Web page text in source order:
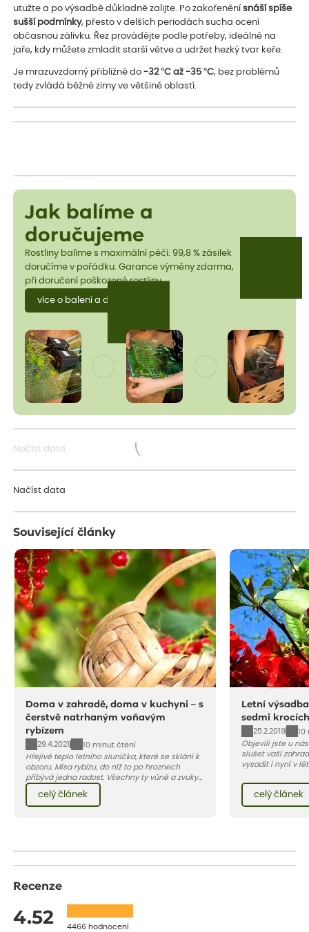
utužte a po výsadbě důkladně zalijte. Po zakořeněnísnáší spíše
sušší podmínky, přesto v delších periodách sucha ocení
občasnou zálivku. Řez provádějte podle potřeby, ideálně na
jaře, kdy můžete zmladit starší větve a udržet hezký tvar keře.
Je mrazuvzdorný přibližně do-32 °C až -35 °C, bez problémů
tedy zvládá běžné zimy ve většině oblastí.
Jak balíme a
doručujeme
Rostliny balíme s maximální péčí. 99,8 % zásilek
doručíme v pořádku. Garance výměny zdarma,
při doručení poškozené rostliny.
více o balení a dopravě
Načíst data
Načíst data
Související články
Doma v zahradě, doma v kuchyni – s
čerstvě natrhaným voňavým
rybízem
29.4.2021
10 minut čtení
Hřejivé teplo letního sluníčka, které se sklání k
obzoru. Mísa rybízu, do níž to po hroznech
přibývá jedna radost. Všechny ty vůně a zvuky
červencové zahrady. Sklizeň rybízu do kuchyně
vnese neuvěřitelný klid a radost. A taky trochu
bezstarostnosti dětství při mlsání babiččina
celý článek
Letní
sedmi krocích
25.2.2019
10
Objevili jste u
slušet vaší
vysadit i nyní v
celý rok – nyní
vody než na jaře
celý článek
Recenze
4.52 4466 hodnocení